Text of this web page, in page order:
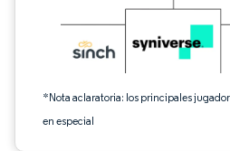
*Nota aclaratoria: los principales
en especial